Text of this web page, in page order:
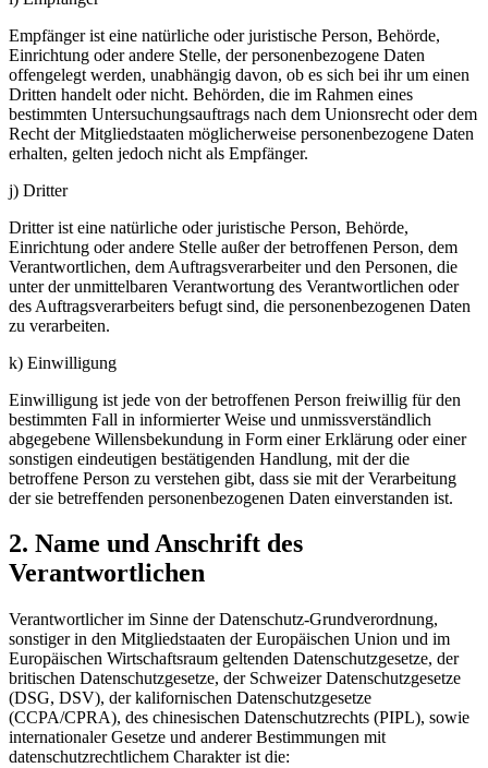
Empfänger ist eine natürliche oder juristische Person, Behörde,
Einrichtung oder andere Stelle, der personenbezogene Daten
offengelegt werden, unabhängig davon, ob es sich bei ihr um einen
Dritten handelt oder nicht. Behörden, die im Rahmen eines
bestimmten Untersuchungsauftrags nach dem Unionsrecht oder dem
Recht der Mitgliedstaaten möglicherweise personenbezogene Daten
erhalten, gelten jedoch nicht als Empfänger.
j) Dritter
Dritter ist eine natürliche oder juristische Person, Behörde,
Einrichtung oder andere Stelle außer der betroffenen Person, dem
Verantwortlichen, dem Auftragsverarbeiter und den Personen, die
unter der unmittelbaren Verantwortung des Verantwortlichen oder
des Auftragsverarbeiters befugt sind, die personenbezogenen Daten
zu verarbeiten.
k) Einwilligung
Einwilligung ist jede von der betroffenen Person freiwillig für den
bestimmten Fall in informierter Weise und unmissverständlich
abgegebene Willensbekundung in Form einer Erklärung oder einer
sonstigen eindeutigen bestätigenden Handlung, mit der die
betroffene Person zu verstehen gibt, dass sie mit der Verarbeitung
der sie betreffenden personenbezogenen Daten einverstanden ist.
2. Name und Anschrift des
Verantwortlichen
Verantwortlicher im Sinne der Datenschutz-Grundverordnung,
sonstiger in den Mitgliedstaaten der Europäischen Union und im
Europäischen Wirtschaftsraum geltenden Datenschutzgesetze, der
britischen Datenschutzgesetze, der Schweizer Datenschutzgesetze
(DSG, DSV), der kalifornischen Datenschutzgesetze
(CCPA/CPRA), des chinesischen Datenschutzrechts (PIPL), sowie
internationaler Gesetze und anderer Bestimmungen mit
datenschutzrechtlichem Charakter ist die: